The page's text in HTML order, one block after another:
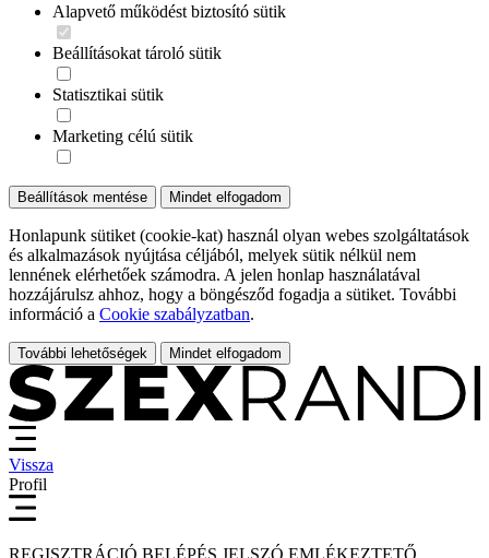
Alapvető működést biztosító sütik
Beállításokat tároló sütik
Statisztikai sütik
Marketing célú sütik
Beállítások mentése Mindet elfogadom
Honlapunk sütiket (cookie-kat) használ olyan webes szolgáltatások
és alkalmazások nyújtása céljából, melyek sütik nélkül nem
lennének elérhetőek számodra. A jelen honlap használatával
hozzájárulsz ahhoz, hogy a böngésződ fogadja a sütiket. További
információ a Cookie szabályzatban.
További lehetőségek Mindet elfogadom
Vissza
Profil
REGISZTRÁCIÓ BELÉPÉS JELSZÓ EMLÉKEZTETŐ